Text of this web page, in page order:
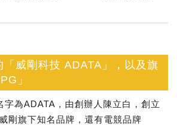
「威剛科技 ADATA」，以及旗
」
字為ADATA，由創辦人陳立白，創立
剛旗下知名品牌，還有電競品牌